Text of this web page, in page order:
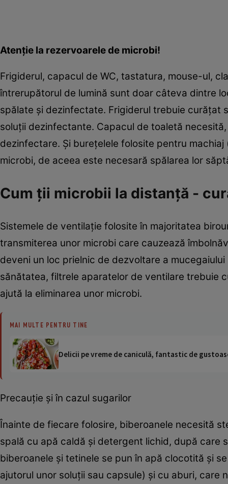
Atenţie la rezervoarele de microbi!
Frigiderul, capacul de WC, tastatura, mouse-ul,
întrerupătorul de lumină sunt doar câteva dintre
spălate şi dezinfectate. Frigiderul trebuie curăţat
soluţii dezinfectante. Capacul de toaletă
dezinfectare. Şi bureţelele folosite pentru
microbi, de aceea este necesară spălarea lor
Cum ţii microbii la distanţă -
Sistemele de ventilaţie folosite în majoritatea
transmiterea unor microbi care cauzează
deveni un loc prielnic de dezvoltare a
sănătatea, filtrele aparatelor de ventilare trebuie
ajută la eliminarea unor microbi.
MAI MULTE PENTRU TINE
Delicii pe vreme de caniculă, fantastic de
Precauţie şi în cazul sugarilor
Înainte de fiecare folosire, biberoanele necesită
spală cu apă caldă şi detergent lichid, după care
biberoanele şi tetinele se pun în apă clocotită şi
ajutorul unor soluţii sau capsule) şi cu aburi, care